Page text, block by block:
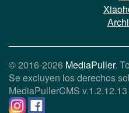
© 2016-2026 MediaPuller.
Se excluyen los derechos
MediaPullerCMS v.1.2.12.13